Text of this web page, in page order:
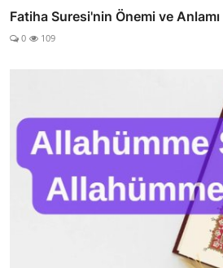
Fatiha Suresi'nin Önemi ve Anlamı
0 109